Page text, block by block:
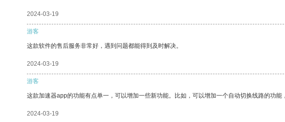
2024-03-19
游客
这款软件的售后服务非常好，遇到问题都能得到及时解决。
2024-03-19
游客
这款加速器app的功能有点单一，可以增加一些新功能。比如，可以增加一个自动切换线路的功
2024-03-19